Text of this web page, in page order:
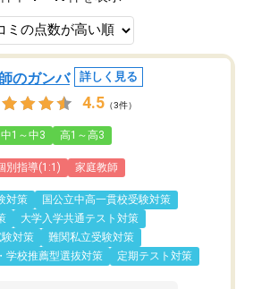
のガンバ 詳しく見る
4.5 （3件）
中1～中3 高1～高3
別指導(1:1) 家庭教師
対策
国公立中高一貫校受験対策
大学入学共通テスト対策
対策
難関私立受験対策
学校推薦型選抜対策
定期テスト対策